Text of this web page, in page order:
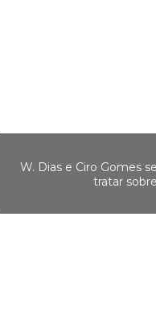
W. Dias e Ciro Gomes
tratar